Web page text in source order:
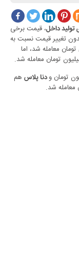
تولید داخل، قیمت برخی
تغییر قیمت نسبت به
میلیون تومان معامله شد، اما
دنا پلاس هم